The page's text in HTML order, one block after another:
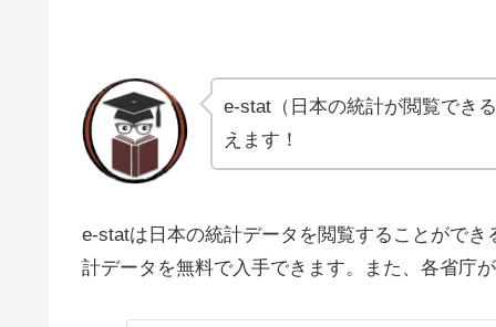
e-stat（日本の統計が閲覧でき
えます！
e-statは日本の統計データを閲覧することがで
計データを無料で入手できます。また、各省庁